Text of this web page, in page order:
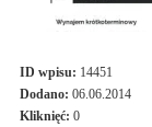
ID wpisu: 14451
Dodano: 06.06.2014
Kliknięć: 0